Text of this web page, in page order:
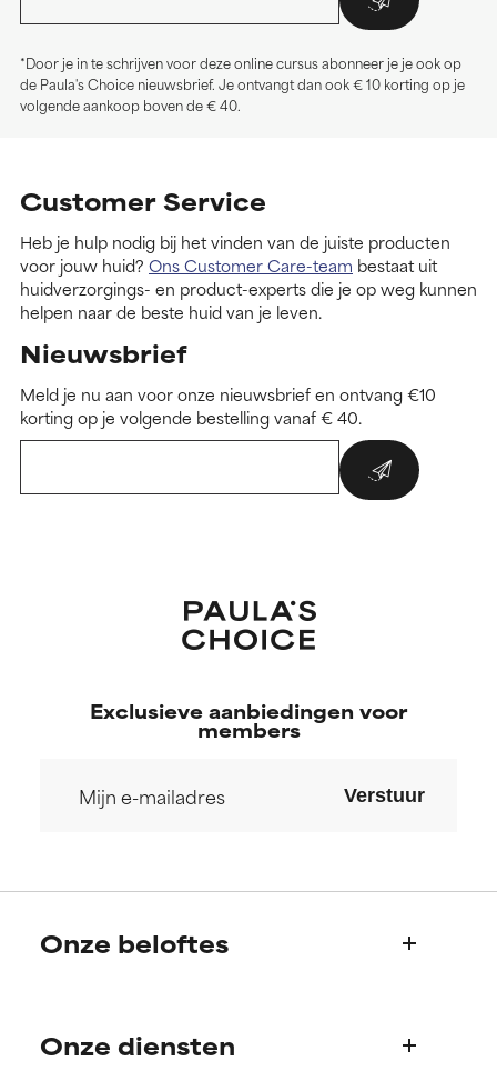
*Door je in te schrijven voor deze online cursus abonneer je je ook op
de Paula's Choice nieuwsbrief. Je ontvangt dan ook € 10 korting op je
volgende aankoop boven de € 40.
Customer Service
Heb je hulp nodig bij het vinden van de juiste producten
voor jouw huid? Ons Customer Care-team bestaat uit
huidverzorgings- en product-experts die je op weg kunnen
helpen naar de beste huid van je leven.
Nieuwsbrief
Meld je nu aan voor onze nieuwsbrief en ontvang €10
korting op je volgende bestelling vanaf € 40.
Exclusieve aanbiedingen voor
members
Verstuur
Onze beloftes
Paula's verhaal
Onze diensten